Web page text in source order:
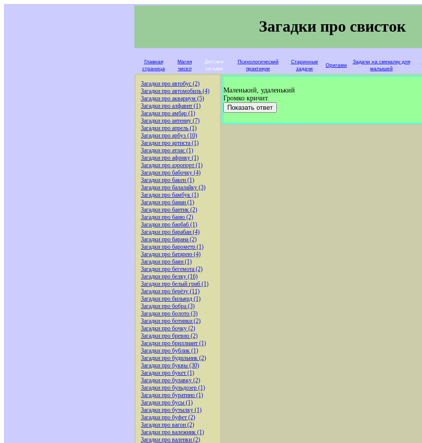
Загадки про свисток
Главная
страница
Магия
чисел
Детские
загадки
Психологический
практикум
Старинные
задачи
Оригами
Задачи на смекалку для
малышей
Загадки про автобус (2)
Загадки про автомобиль (4)
Загадки про аквариум (5)
Загадки про алфавит (1)
Загадки про амбар (1)
Загадки про антенну (7)
Загадки про апрель (1)
Загадки про арбуз (10)
Загадки про артиста (1)
Загадки про атлас (1)
Загадки про африку (1)
Загадки про аэропорт (1)
Загадки про бабочку (4)
Загадки про бакен (1)
Загадки про балалайку (3)
Загадки про бамбук (1)
Загадки про банан (1)
Загадки про бантик (2)
Загадки про баню (2)
Загадки про баобаб (1)
Загадки про барабан (4)
Загадки про барана (2)
Загадки про барометр (1)
Загадки про батарею (4)
Загадки про баян (1)
Загадки про бегемота (2)
Загадки про белку (16)
Загадки про белый гриб (1)
Загадки про берёзу (11)
Загадки про бильярд (1)
Загадки про бобра (3)
Загадки про болото (3)
Загадки про ботинки (2)
Загадки про бочку (2)
Загадки про бревно (2)
Загадки про бриллиант (1)
Загадки про бублик (1)
Загадки про будильник (2)
Загадки про буквы (30)
Загадки про букет (1)
Загадки про булавку (2)
Загадки про бульдозер (1)
Загадки про буратино (1)
Загадки про бусы (1)
Загадки про бутылку (1)
Загадки про буфет (2)
Загадки про вагон (2)
Загадки про валежник (1)
Загадки про валенки (2)
Маленький, удаленький
Громко кричит.
Показать ответ